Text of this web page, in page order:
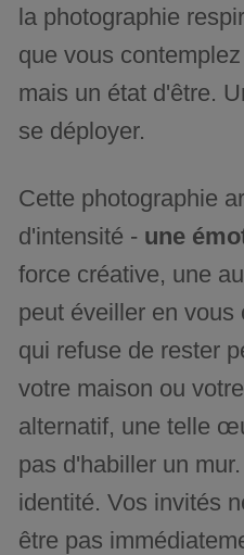
la photographie
que vous
mais un état d'être.
se déployer.
Cette photographie
d'intensité - une
force créative, une
peut éveiller en vous
qui refuse de rester
votre maison ou
alternatif, une telle
pas d'habiller un
identité. Vos invités
être pas